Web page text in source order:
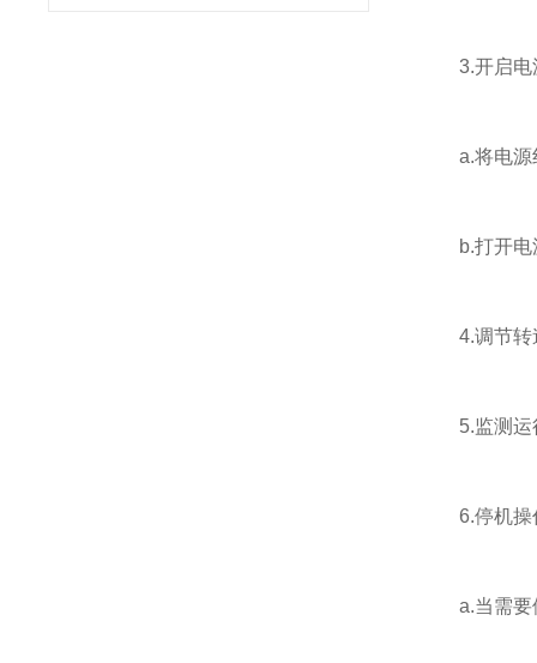
3.开启电
a.将电源线
b.打开电
4.调节转速
5.监测运行
6.停机操
a.当需要停